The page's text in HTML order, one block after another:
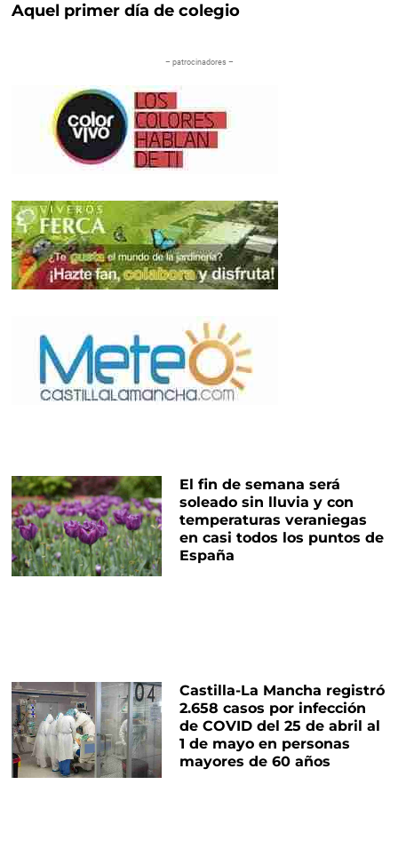
Aquel primer día de colegio
– patrocinadores –
El fin de semana será
soleado sin lluvia y con
temperaturas veraniegas
en casi todos los puntos de
España
Castilla-La Mancha registró
2.658 casos por infección
de COVID del 25 de abril al
1 de mayo en personas
mayores de 60 años